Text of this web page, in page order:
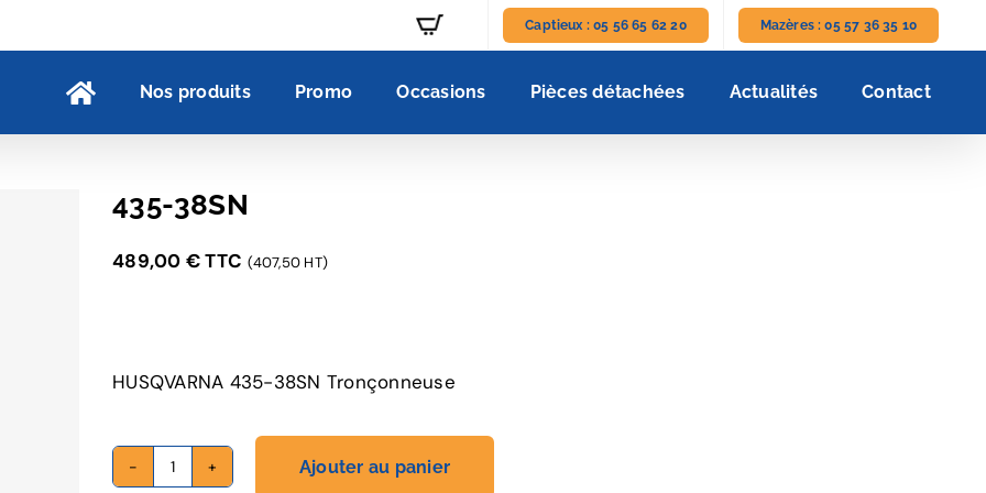
Captieux : 05 56 65 62 20 Mazères : 05 57 36 35 10
Nos produits Promo Occasions Pièces détachées Actualités Contact
435-38SN
489,00 €TTC (407,50 HT)
HUSQVARNA 435-38SN Tronçonneuse
quantité
Ajouter au panier